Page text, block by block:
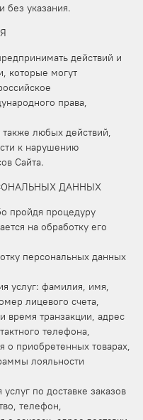
без указания.
действий и
которые могут
права,
любых действий,
к нарушению
Сайта.
ДАННЫХ
пройдя процедуру
на обработку его
персональных данных
услуг: фамилия, имя,
лицевого счета,
время транзакции, адрес
телефона,
о приобретенных товарах,
лояльности
по доставке заказов
телефон,